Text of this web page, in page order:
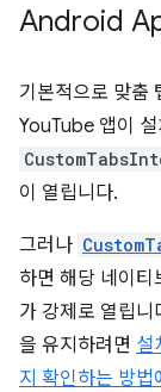
Android
기본적으로 맞춤
YouTube 앱이
이 열립니다.
그러나
하면 해당 네이
가 강제로 열립
을 유지하려면 설
지 확인하는 방법